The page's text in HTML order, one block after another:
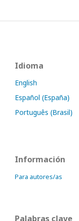
Idioma
English
Español (España)
Português (Brasil)
Información
Para autores/as
Palabras clave